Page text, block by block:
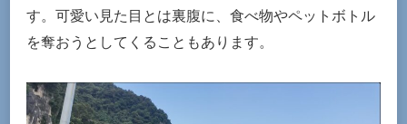
す。可愛い見た目とは裏腹に、食べ物やペットボトル
を奪おうとしてくることもあります。